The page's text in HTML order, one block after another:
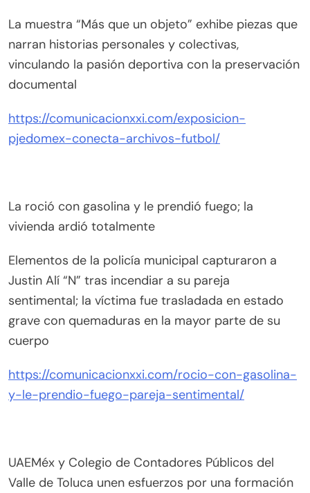
La muestra “Más que un objeto” exhibe piezas que
narran historias personales y colectivas,
vinculando la pasión deportiva con la preservación
documental
https://comunicacionxxi.com/exposicion-
pjedomex-conecta-archivos-futbol/
La roció con gasolina y le prendió fuego; la
vivienda ardió totalmente
Elementos de la policía municipal capturaron a
Justin Alí “N” tras incendiar a su pareja
sentimental; la víctima fue trasladada en estado
grave con quemaduras en la mayor parte de su
cuerpo
https://comunicacionxxi.com/rocio-con-gasolina-
y-le-prendio-fuego-pareja-sentimental/
UAEMéx y Colegio de Contadores Públicos del
Valle de Toluca unen esfuerzos por una formación